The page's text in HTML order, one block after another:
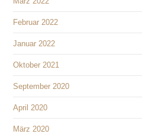
Februar 2022
Januar 2022
Oktober 2021
September 2020
April 2020
März 2020